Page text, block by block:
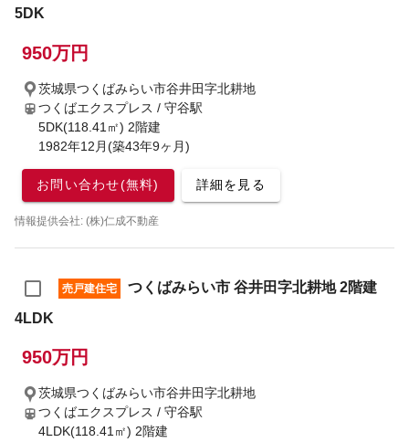
5DK
950万円
茨城県つくばみらい市谷井田字北耕地
つくばエクスプレス / 守谷駅
5DK(118.41㎡) 2階建
1982年12月(築43年9ヶ月)
お問い合わせ(無料) 詳細を見る
情報提供会社: (株)仁成不動産
売戸建住宅
つくばみらい市 谷井田字北耕地 2階建
4LDK
950万円
茨城県つくばみらい市谷井田字北耕地
つくばエクスプレス / 守谷駅
4LDK(118.41㎡) 2階建